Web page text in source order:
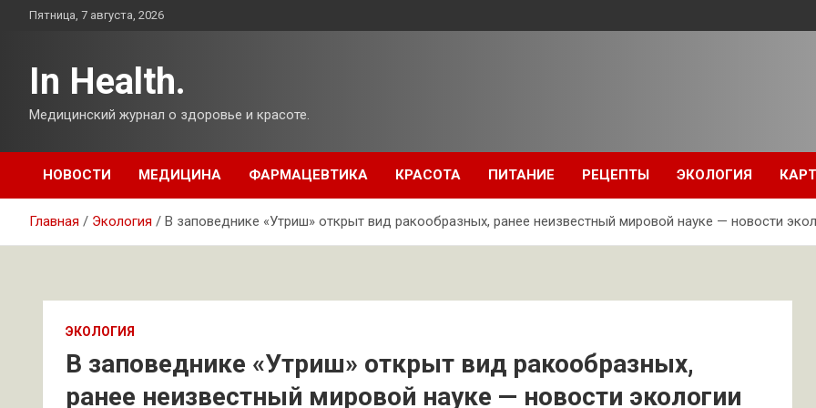
ПерейтиПятница, 7 августа, 2026
In Health.
Медицинский журнал о здоровье и красоте.
НОВОСТИ МЕДИЦИНА ФАРМАЦЕВТИКА КРАСОТА ПИТАНИЕ РЕЦЕПТЫ ЭКОЛОГИЯ
Главная Экология В заповеднике «Утриш» открыт вид ракообразных, ранее неизвестный мировой науке — новости
ЭКОЛОГИЯ
В заповеднике «Утриш» открыт вид ракообразных,
ранее неизвестный мировой науке — новости экологии